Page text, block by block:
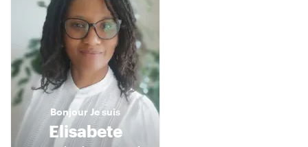
BonjourJe suis
Elisabete